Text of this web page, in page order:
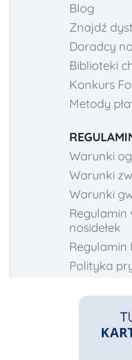
Blog
Znajdź
Doradcy
Biblioteki
Konkurs
Metody
Warunki
Warunki
Warunki
Regulamin
nosidełek
Polityka